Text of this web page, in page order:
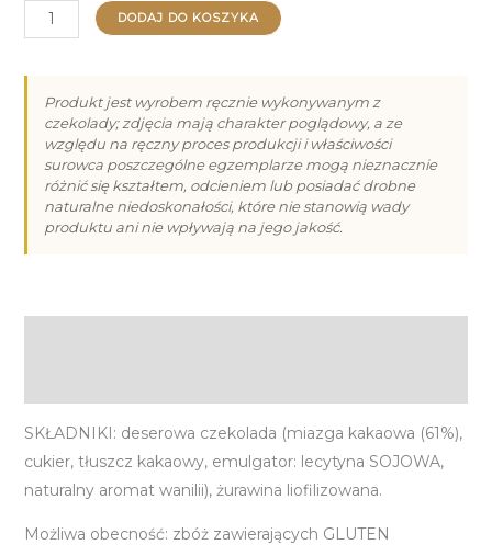
ilość
Lizak
deserowej
czekolady
żurawiną
(30g)
DODAJ DO KOSZYKA
Produkt jest wyrobem ręcznie wykonywanym z
czekolady; zdjęcia mają charakter poglądowy, a ze
względu na ręczny proces produkcji i właściwości
surowca poszczególne egzemplarze mogą nieznacznie
różnić się kształtem, odcieniem lub posiadać drobne
naturalne niedoskonałości, które nie stanowią wady
produktu ani nie wpływają na jego jakość.
SKŁADNIKI: deserowa czekolada (miazga kakaowa (61%),
cukier, tłuszcz kakaowy, emulgator: lecytyna SOJOWA,
naturalny aromat wanilii), żurawina liofilizowana.
Możliwa obecność: zbóż zawierających GLUTEN